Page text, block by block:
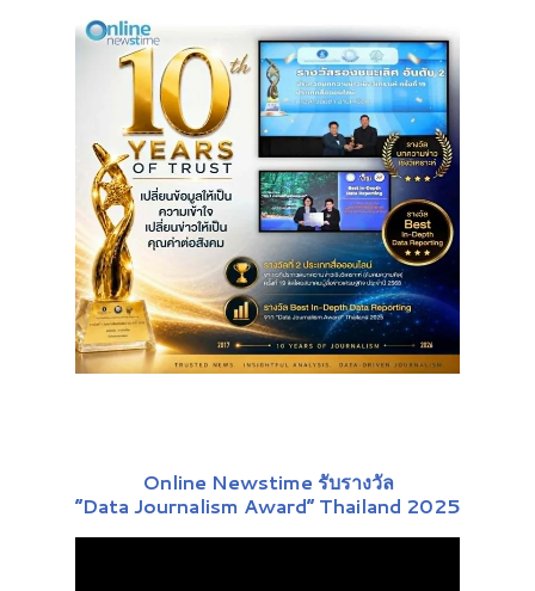
Online Newstime รับรางวัล
“Data Journalism Award” Thailand 2025